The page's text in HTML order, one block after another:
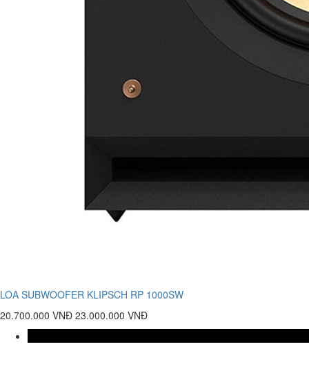
LOA SUBWOOFER KLIPSCH RP 1000SW
20.700.000 VNĐ 23.000.000 VNĐ